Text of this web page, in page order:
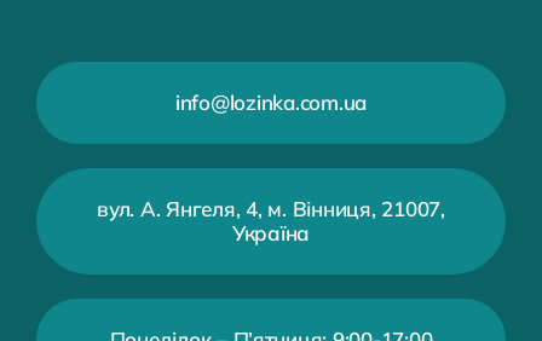
info@lozinka.com.ua
вул. А. Янгеля, 4, м. Вінниця, 21007,
Україна